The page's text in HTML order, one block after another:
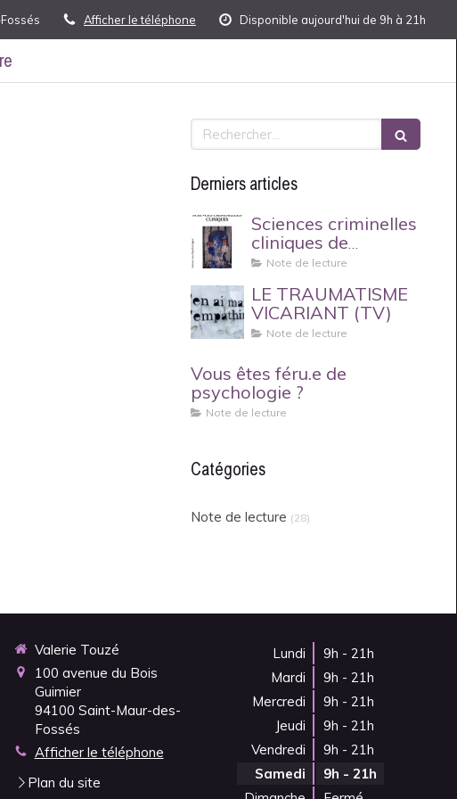
Disponible aujourd'hui de 9h à 21h
Afficher le téléphone
Rechercher
Derniers articles
Sciences criminelles
cliniques de
Philippe Bessoles
Note de lecture
LE TRAUMATISME
VICARIANT (TV)
Note de lecture
Vous êtes féru.e de
psychologie ?
Note de lecture
Catégories
Note de lecture (28)
Valerie Touzé
100 avenue du Bois
Guimier
94100 Saint-Maur-des-
Fossés
Afficher le téléphone
Plan du site
Lundi
9h - 21h
Mardi
9h - 21h
Mercredi
9h - 21h
Jeudi
9h - 21h
Vendredi
9h - 21h
Samedi
9h - 21h